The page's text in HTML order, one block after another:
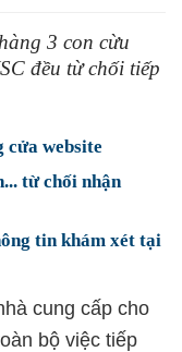
3 con cừu
đều từ chối tiếp
cửa website
từ chối nhận
tin khám xét tại
cung cấp cho
bộ việc tiếp